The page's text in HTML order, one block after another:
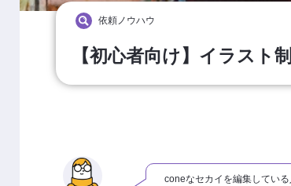
依頼ノウハウ
【初心者向け】イラスト
coneなセカイを編集している